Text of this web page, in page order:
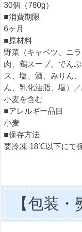
30個（780g）
■消費期限
6ヶ月
■原材料
野菜（キャベツ、ニ
肉、鶏スープ、でん
ス、塩、酒、みりん
ん、乳化油脂、塩）
小麦を含む
■アレルギー品目
小麦
■保存方法
要冷凍-18℃以下にて
【包装